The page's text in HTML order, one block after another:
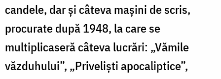
candele, dar și câteva mașini de scris,
procurate după 1948, la care se
multiplicaseră câteva lucrări: „Vămile
văzduhului”, „Priveliști apocaliptice”,